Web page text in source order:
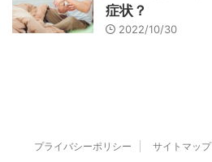
症状？
2022/10/30
プライバシーポリシー サイトマップ